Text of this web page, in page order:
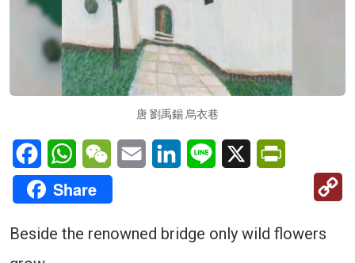
唐 劉禹錫 烏衣巷
FacebookWhatsAppWeChatEmail LinkedInLine X
Share
Beside the renowned bridge only wild flowers